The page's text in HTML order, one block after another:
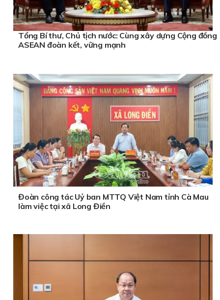
Tổng Bí thư, Chủ tịch nước: Cùng xây dựng Cộng đồng
ASEAN đoàn kết, vững mạnh
Đoàn công tác Uỷ ban MTTQ Việt Nam tỉnh Cà Mau
làm việc tại xã Long Điền